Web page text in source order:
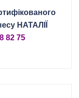
НАТАЛІЇ
82 75